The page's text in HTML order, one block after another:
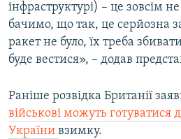
інфраструктурі) – це зовсім
бачимо, що так, це серйозна
ракет не було, їх треба
буде вестися», – додав
Раніше розвідка Британії
військові можуть готуватися
України взимку.